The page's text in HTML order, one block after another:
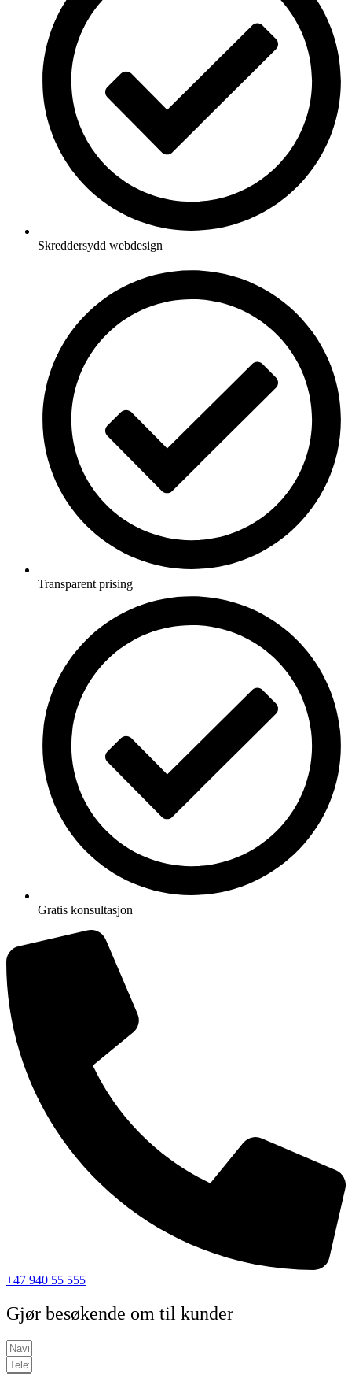
Skreddersydd webdesign
Transparent prising
Gratis konsultasjon
+47 940 55 555
Gjør besøkende om til kunder